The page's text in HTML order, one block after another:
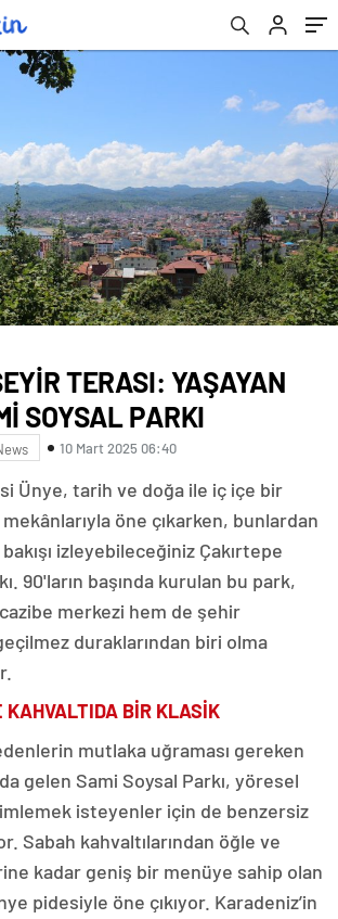
TERASI: YAŞAYAN
SOYSAL PARKI
10 Mart 2025 06:40
Ünye, tarih ve doğa ile iç içe bir
öne çıkarken, bunlardan
izleyebileceğiniz Çakırtepe
90'ların başında kurulan bu park,
merkezi hem de şehir
duraklarından biri olma
KAHVALTIDA BİR KLASİK
mutlaka uğraması gereken
gelen Sami Soysal Parkı, yöresel
isteyenler için de benzersiz
Sabah kahvaltılarından öğle ve
kadar geniş bir menüye sahip olan
pidesiyle öne çıkıyor. Karadeniz’in